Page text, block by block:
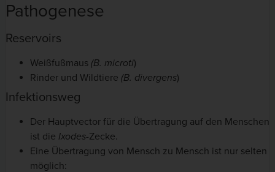
Pathogenese
Reservoirs
Weißfußmaus (B. microti)
Rinder und Wildtiere (B. divergens)
Infektionsweg
Der Hauptvector für die Übertragung auf den Menschen
ist die Ixodes-Zecke.
Eine Übertragung von Mensch zu Mensch ist nur selten
möglich: